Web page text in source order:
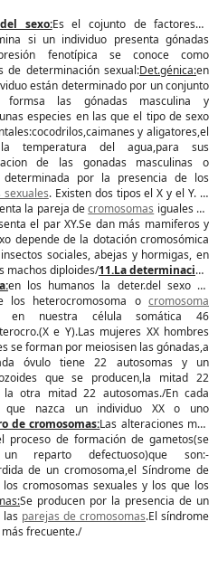
sexo:Es el cojunto de factores y
si un individuo presenta gónadas
fenotípica se conoce como
de determinación sexual:Det.génica:en
están determinado por un conjunto
formsa las gónadas masculina y
especies en las que el tipo de sexo
y aligatores,el
temperatura del agua,para sus
de las gonadas masculinas o
por la presencia de los
. Existen dos tipos el X y el Y. El
la pareja decromosomas iguales XX
el par XY.Se dan más mamiferos y
depende de la dotación cromosómica
sociales, abejas y hormigas, en
machos diploides/11.La determinación
en los humanos la deter.del sexo es
los heterocromosoma o cromosoma
en nuestra célula somática 46
e Y).Las mujeres XX hombres
se forman por meiosisen las gónadas,a
óvulo tiene 22 autosomas y un
que se producen,la mitad 22
otra mitad 22 autosomas./En cada
que nazca un individuo XX o uno
de cromosomas:Las alteraciones más
proceso de formación de gametos(se
un reparto defectuoso)que son:-
de un cromosoma,el Síndrome de
cromosomas sexuales y los que los
Se producen por la presencia de un
parejas de cromosomas.El síndrome
frecuente./